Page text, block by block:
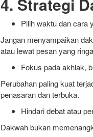
Pilih waktu dan cara
Jangan menyampaikan
atau lewat pesan yang
Fokus pada akhlak,
Perubahan paling kuat
penasaran dan terbuka.
Hindari debat atau
Dakwah bukan